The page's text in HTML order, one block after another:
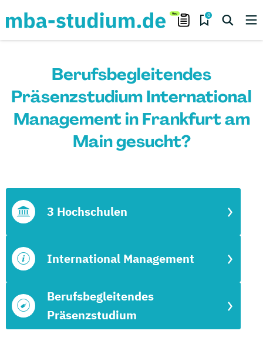
0
Berufsbegleitendes
Präsenzstudium International
Management in Frankfurt am
Main gesucht?
Berufsbegleitendes
Präsenzstudium
International Management
3 Hochschulen